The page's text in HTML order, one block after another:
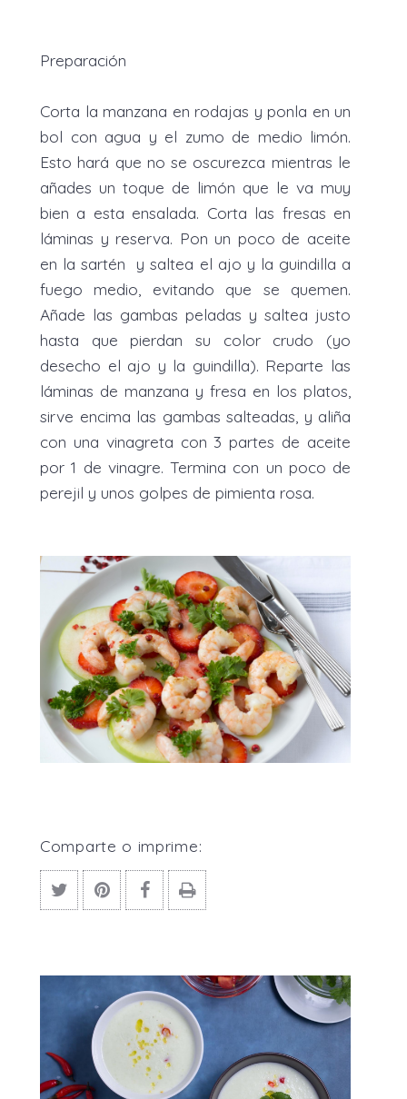
Preparación
Corta la manzana en rodajas y ponla en un
bol con agua y el zumo de medio limón.
Esto hará que no se oscurezca mientras le
añades un toque de limón que le va muy
bien a esta ensalada. Corta las fresas en
láminas y reserva. Pon un poco de aceite
en la sartén y saltea el ajo y la guindilla a
fuego medio, evitando que se quemen.
Añade las gambas peladas y saltea justo
hasta que pierdan su color crudo (yo
desecho el ajo y la guindilla). Reparte las
láminas de manzana y fresa en los platos,
sirve encima las gambas salteadas, y aliña
con una vinagreta con 3 partes de aceite
por 1 de vinagre. Termina con un poco de
perejil y unos golpes de pimienta rosa.
Comparte o imprime: